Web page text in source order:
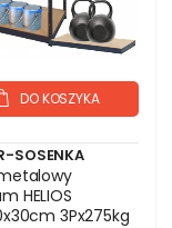
DO KOSZYKA
SOSENKA
HELIOS
3Px275kg